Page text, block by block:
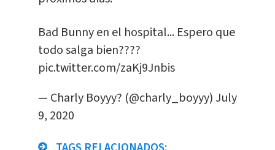
Bad Bunny en el hospital... Espero que
todo salga bien????
pic.twitter.com/zaKj9Jnbis
— Charly Boyyy? (@charly_boyyy)July
9, 2020